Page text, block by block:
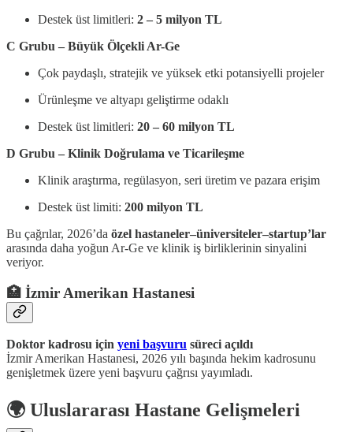
Destek üst limitleri: 2 – 5 milyon TL
C Grubu – Büyük Ölçekli Ar-Ge
Çok paydaşlı, stratejik ve yüksek etki potansiyelli projeler
Ürünleşme ve altyapı geliştirme odaklı
Destek üst limitleri: 20 – 60 milyon TL
D Grubu – Klinik Doğrulama ve Ticarileşme
Klinik araştırma, regülasyon, seri üretim ve pazara erişim
Destek üst limiti: 200 milyon TL
Bu çağrılar, 2026’da özel hastaneler–üniversiteler–startup’lar
arasında daha yoğun Ar-Ge ve klinik iş birliklerinin sinyalini
veriyor.
🏥 İzmir Amerikan Hastanesi
Doktor kadrosu için yeni başvuru süreci açıldı
İzmir Amerikan Hastanesi, 2026 yılı başında hekim kadrosunu
genişletmek üzere yeni başvuru çağrısı yayımladı.
🌍 Uluslararası Hastane Gelişmeleri